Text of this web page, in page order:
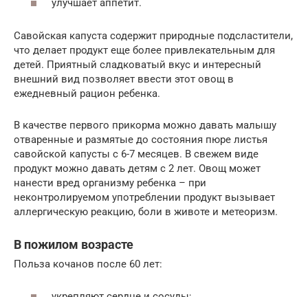
улучшает аппетит.
Савойская капуста содержит природные подсластители,
что делает продукт еще более привлекательным для
детей. Приятный сладковатый вкус и интересный
внешний вид позволяет ввести этот овощ в
ежедневный рацион ребенка.
В качестве первого прикорма можно давать малышу
отваренные и размятые до состояния пюре листья
савойской капусты с 6-7 месяцев. В свежем виде
продукт можно давать детям с 2 лет. Овощ может
нанести вред организму ребенка – при
неконтролируемом употреблении продукт вызывает
аллергическую реакцию, боли в животе и метеоризм.
В пожилом возрасте
Польза кочанов после 60 лет: